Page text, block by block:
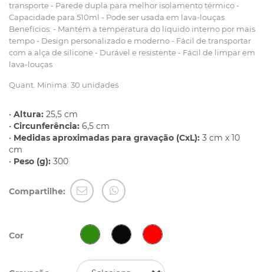
transporte - Parede dupla para melhor isolamento térmico -
Capacidade para 510ml - Pode ser usada em lava-louças
Benefícios: - Mantém a temperatura do líquido interno por mais
tempo - Design personalizado e moderno - Fácil de transportar
com a alça de silicone - Durável e resistente - Fácil de limpar em
lava-louças
Quant. Mínima: 30 unidades
• Altura: 25,5 cm
• Circunferência: 6,5 cm
• Medidas aproximadas para gravação (CxL): 3 cm x 10
cm
• Peso (g): 300
Compartilhe:
Cor